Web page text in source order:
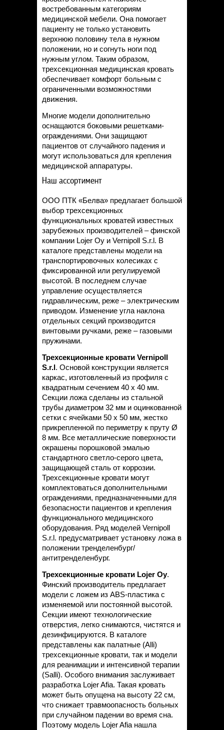
востребованным категориям
медицинской мебели. Она помогает
пациенту не только установить
верхнюю половину тела в нужном
положении, но и согнуть ноги под
нужным углом. Таким образом,
трехсекционная медицинская кровать
обеспечивает комфорт больным с
ограниченными возможностями
движения.
Многие модели дополнительно
оснащаются боковыми решетками-
ограждениями. Они защищают
пациентов от случайного падения и
могут использоваться для крепления
медицинской аппаратуры.
Наш ассортимент
ООО ПТК «Белва» предлагает большой
выбор трехсекционных
функциональных кроватей известных
зарубежных производителей – финской
компании Lojer Oy и Vernipoll S.r.l. В
каталоге представлены модели на
транспортировочных колесиках с
фиксированной или регулируемой
высотой. В последнем случае
управление осуществляется
гидравлическим, реже – электрическим
приводом. Изменение угла наклона
отдельных секций производится
винтовыми ручками, реже – газовыми
пружинами.
Трехсекционные кровати Vernipoll
S.r.l. Основой конструкции является
каркас, изготовленный из профиля с
квадратным сечением 40 х 40 мм.
Секции ложа сделаны из стальной
трубы диаметром 32 мм и оцинкованной
сетки с ячейками 50 х 50 мм, жестко
прикрепленной по периметру к пруту Ø
8 мм. Все металлические поверхности
окрашены порошковой эмалью
стандартного светло-серого цвета,
защищающей сталь от коррозии.
Трехсекционные кровати могут
комплектоваться дополнительными
ограждениями, предназначенными для
безопасности пациентов и крепления
функционального медицинского
оборудования. Ряд моделей Vernipoll
S.r.l. предусматривает установку ложа в
положении тренделенбург/
антитренделенбург.
Трехсекционные кровати Lojer Oy.
Финский производитель предлагает
модели с ложем из ABS-пластика с
изменяемой или постоянной высотой.
Секции имеют технологические
отверстия, легко снимаются, чистятся и
дезинфицируются. В каталоге
представлены как палатные (Alli)
трехсекционные кровати, так и модели
для реанимации и интенсивной терапии
(Salli). Особого внимания заслуживает
разработка Lojer Afia. Такая кровать
может быть опущена на высоту 22 см,
что снижает травмоопасность больных
при случайном падении во время сна.
Поэтому модель Lojer Afia нашла